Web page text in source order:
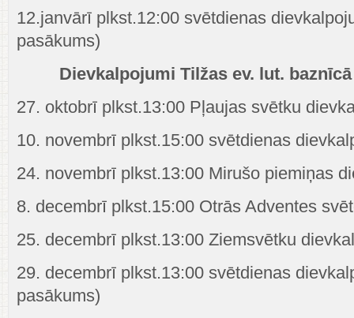
12.janvārī plkst.12:00 svētdienas
pasākums)
Dievkalpojumi Tilžas ev. lut. baznīcā
27. oktobrī plkst.13:00 Pļaujas svētku
10. novembrī plkst.15:00 svētdienas
24. novembrī plkst.13:00 Mirušo piemiņas
8. decembrī plkst.15:00 Otrās Adventes
25. decembrī plkst.13:00 Ziemsvētku
29. decembrī plkst.13:00 svētdienas
pasākums)